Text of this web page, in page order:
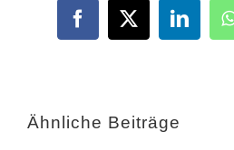
Facebook
X
Ähnliche Beiträge